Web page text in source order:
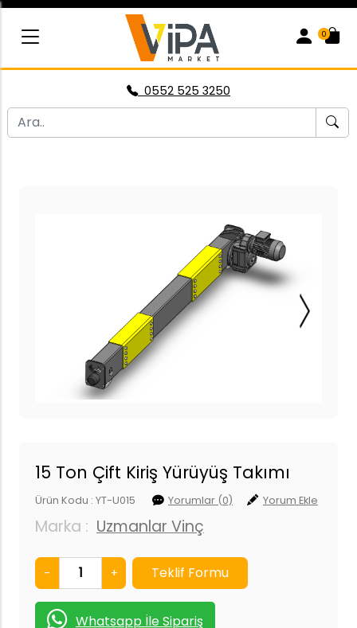
0
0552 525 3250
15 Ton Çift Kiriş Yürüyüş Takımı
Ürün Kodu : YT-U015 Yorumlar (0) Yorum Ekle
Marka : Uzmanlar Vinç
- +
Whatsapp İle Sipariş